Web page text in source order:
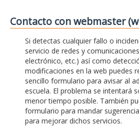
Contacto con webmaster
Si detectas cualquier fallo o
servicio de redes y
electrónico, etc.) así como
modificaciones en la web puedes
sencillo formulario para avisar al
escuela. El problema se intentará
menor tiempo posible. También
formulario para mandar
para mejorar dichos servicios.